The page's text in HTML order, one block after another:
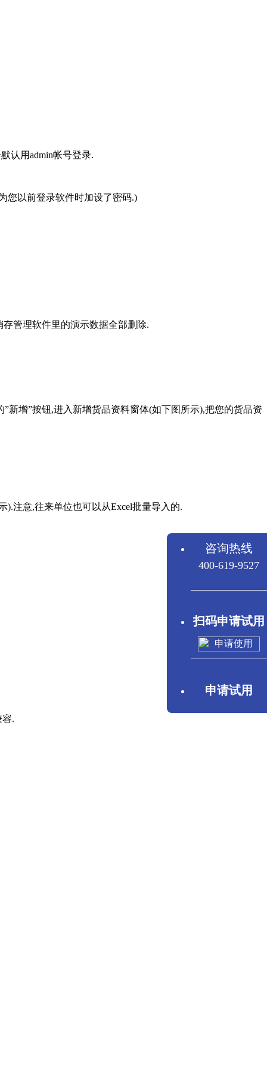
认用admin帐号登录.
您以前登录软件时加设了密码.)
管理软件里的演示数据全部删除.
增”按钮,进入新增货品资料窗体(如下图所示),把您的货品资
注意,往来单位也可以从Excel批量导入的.
.
咨询热线
400-619-9527
扫码申请试用
申请试用